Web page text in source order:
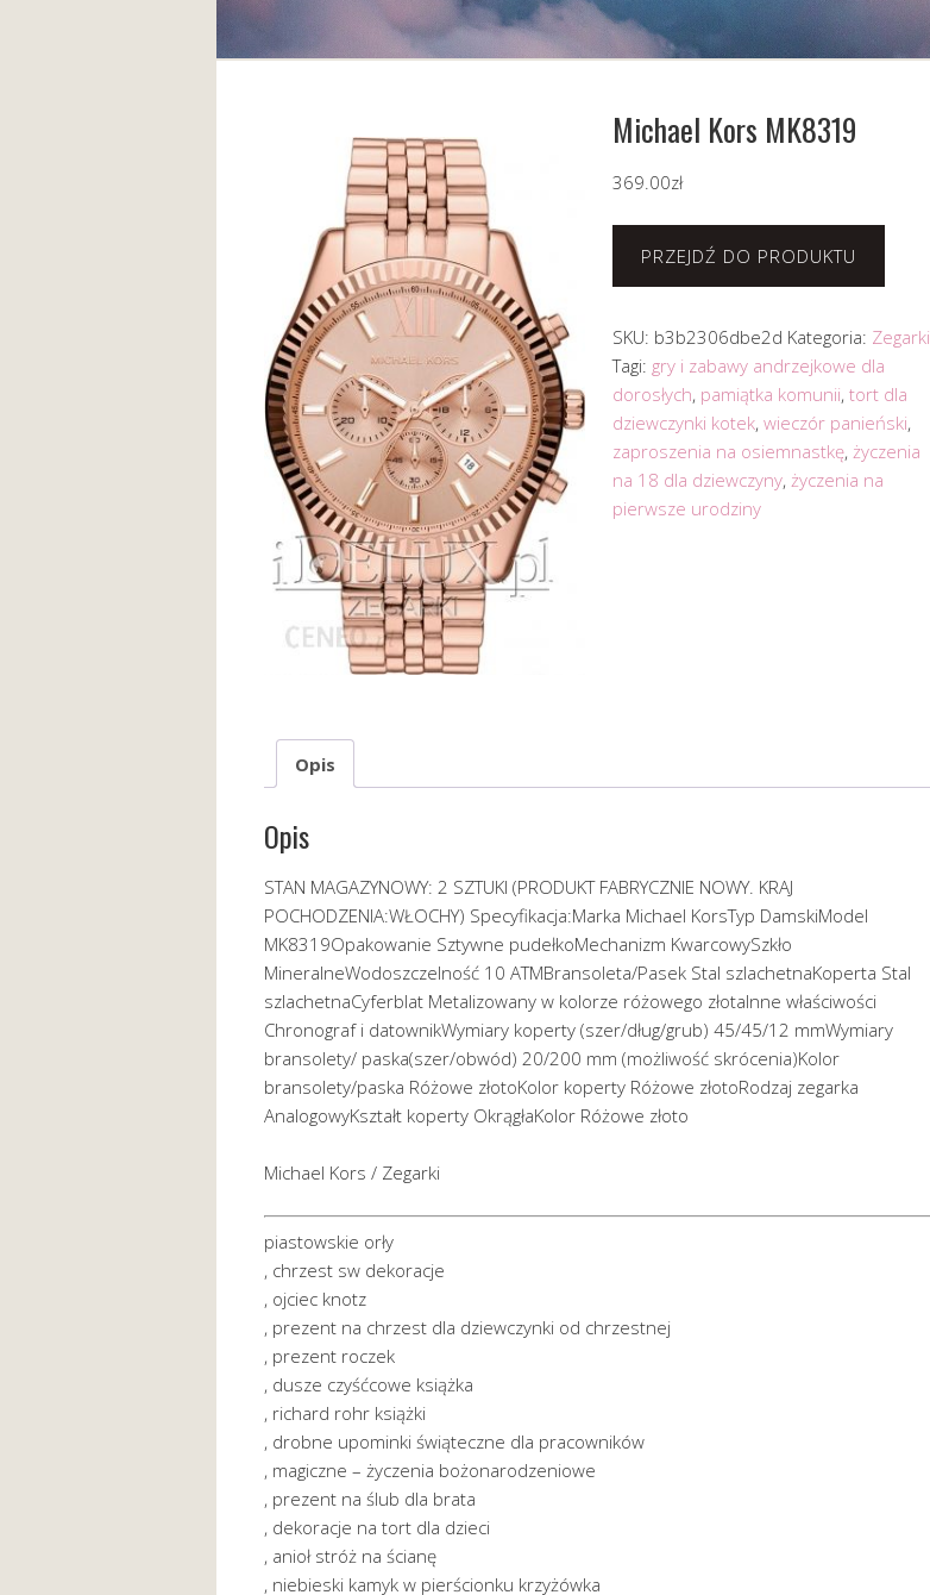
Michael Kors MK8319
369.00zł
PRZEJDŹ DO PRODUKTU
SKU: b3b2306dbe2d Kategoria: Zegarki
Tagi: gry i zabawy andrzejkowe dla
dorosłych, pamiątka komunii, tort dla
dziewczynki kotek, wieczór panieński,
zaproszenia na osiemnastkę, życzenia
na 18 dla dziewczyny, życzenia na
pierwsze urodziny
Opis
Opis
STAN MAGAZYNOWY: 2 SZTUKI (PRODUKT FABRYCZNIE NOWY. KRAJ
POCHODZENIA:WŁOCHY) Specyfikacja:Marka Michael KorsTyp DamskiModel
MK8319Opakowanie Sztywne pudełkoMechanizm KwarcowySzkło
MineralneWodoszczelność 10 ATMBransoleta/Pasek Stal szlachetnaKoperta Stal
szlachetnaCyferblat Metalizowany w kolorze różowego złotaInne właściwości
Chronograf i datownikWymiary koperty (szer/dług/grub) 45/45/12 mmWymiary
bransolety/ paska(szer/obwód) 20/200 mm (możliwość skrócenia)Kolor
bransolety/paska Różowe złotoKolor koperty Różowe złotoRodzaj zegarka
AnalogowyKształt koperty OkrągłaKolor Różowe złoto
Michael Kors / Zegarki
piastowskie orły
, chrzest sw dekoracje
, ojciec knotz
, prezent na chrzest dla dziewczynki od chrzestnej
, prezent roczek
, dusze czyśćcowe książka
, richard rohr książki
, drobne upominki świąteczne dla pracowników
, magiczne – życzenia bożonarodzeniowe
, prezent na ślub dla brata
, dekoracje na tort dla dzieci
, anioł stróż na ścianę
, niebieski kamyk w pierścionku krzyżówka